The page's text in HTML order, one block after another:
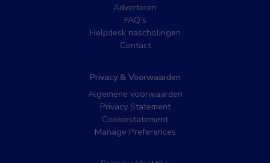
Adverteren
FAQ’s
Helpdesk nascholingen
Contact
Privacy & Voorwaarden
Algemene voorwaarden
Privacy Statement
Cookiestatement
Manage Preferences